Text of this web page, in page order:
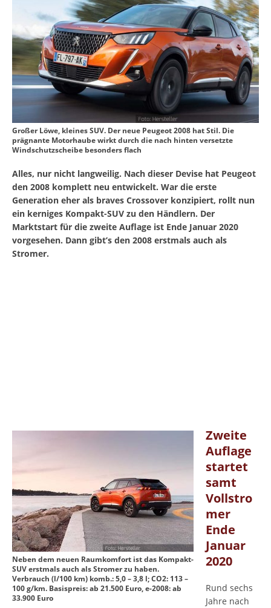
Großer Löwe, kleines SUV. Der neue Peugeot 2008 hat Stil. Die
prägnante Motorhaube wirkt durch die nach hinten versetzte
Windschutzscheibe besonders flach
Alles, nur nicht langweilig. Nach dieser Devise hat Peugeot
den 2008 komplett neu entwickelt. War die erste
Generation eher als braves Crossover konzipiert, rollt nun
ein kerniges Kompakt-SUV zu den Händlern. Der
Marktstart für die zweite Auflage ist Ende Januar 2020
vorgesehen. Dann gibt’s den 2008 erstmals auch als
Stromer.
Neben dem neuen Raumkomfort ist das Kompakt-
SUV erstmals auch als Stromer zu haben.
Verbrauch (l/100 km) komb.: 5,0 – 3,8 l; CO2: 113 –
100 g/km. Basispreis: ab 21.500 Euro, e-2008: ab
33.900 Euro
Zweite
Auflage
startet
samt
Vollstro
mer
Ende
Januar
2020
Rund sechs
Jahre nach